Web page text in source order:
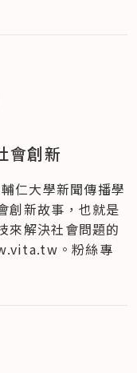
會創新
仁大學新聞傳播學
創新故事，也就是
來解決社會問題的
。粉絲專